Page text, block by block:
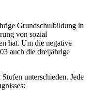
Grundschulbildung in
von sozial
hat. Um die negative
auch die dreijährige
unterschieden. Jede